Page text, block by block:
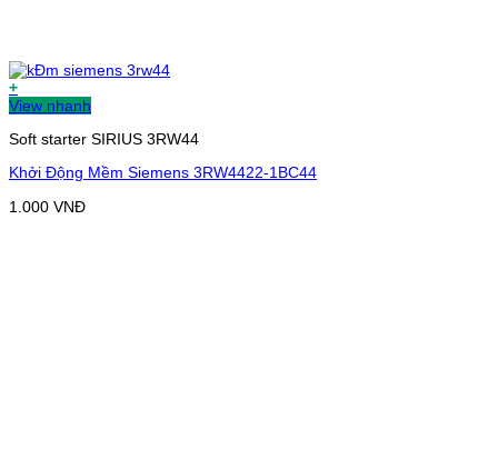
+
View nhanh
Soft starter SIRIUS 3RW44
Khởi Động Mềm Siemens 3RW4422-1BC44
1.000 VNĐ